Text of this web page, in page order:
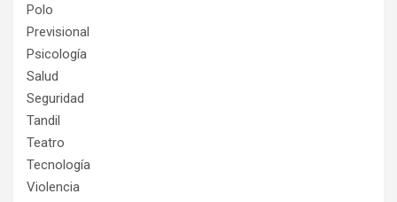
Polo
Previsional
Psicología
Salud
Seguridad
Tandil
Teatro
Tecnología
Violencia